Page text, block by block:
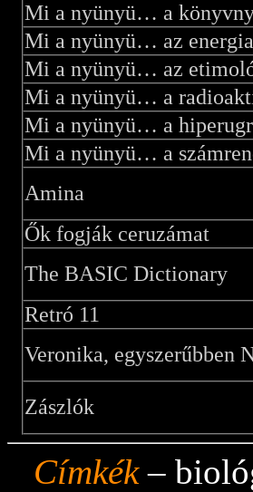
Mi a nyünyü… a
Mi a nyünyü… az
Mi a nyünyü… az
Mi a nyünyü… a
Mi a nyünyü… a
Mi a nyünyü… a
Amina
Ők fogják ceruzámat
The BASIC Dictionary
Retró 11
Veronika, egyszerűbben
Zászlók
Címkék–